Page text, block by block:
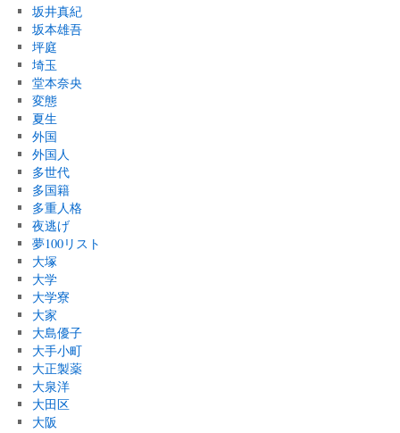
坂井真紀
坂本雄吾
坪庭
埼玉
堂本奈央
変態
夏生
外国
外国人
多世代
多国籍
多重人格
夜逃げ
夢100リスト
大塚
大学
大学寮
大家
大島優子
大手小町
大正製薬
大泉洋
大田区
大阪